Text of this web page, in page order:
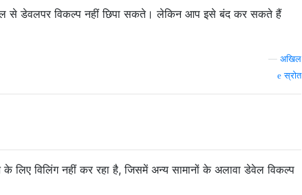
से डेवलपर विकल्प नहीं छिपा सकते। लेकिन आप इसे बंद कर सकते हैं
अखिल
स्रोत
लिए विलिंग नहीं कर रहा है, जिसमें अन्य सामानों के अलावा डेवेल विकल्प